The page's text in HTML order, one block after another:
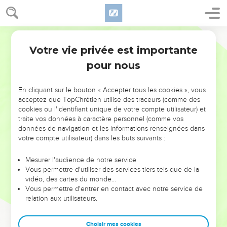
NE MANQUEZ PAS L’ÉVÉNEMENT
DE L’ANNÉE !
ET SI LEURS ERREURS POUVAIENT VOUS ÉVITER LES
VOTRES ?
leur foi ou leur vision. Mais on voit moins les doutes, les erreurs
et les saisons difficiles qu'ils ont traversés, alors même que ce
sont elles qui les ont façonnés.
Dans cette conférence, leaders, entrepreneurs, et responsables
clés pour avancer avec plus de sagesse afin que leurs erreurs
Votre vie privée est importante
pour nous
En cliquant sur le bouton « Accepter tous les cookies », vous
acceptez que TopChrétien utilise des traceurs (comme des
cookies ou l'identifiant unique de votre compte utilisateur) et
traite vos données à caractère personnel (comme vos
données de navigation et les informations renseignées dans
votre compte utilisateur) dans les buts suivants :
Mesurer l'audience de notre service
Vous permettre d'utiliser des services tiers tels que de la
vidéo, des cartes du monde…
Vous permettre d'entrer en contact avec notre service de
relation aux utilisateurs.
Choisir mes cookies